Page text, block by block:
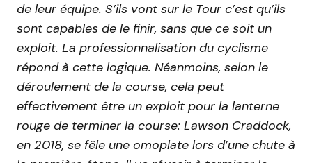
de leur équipe. S’ils vont sur le Tour c’est qu’ils
sont capables de le finir, sans que ce soit un
exploit. La professionnalisation du cyclisme
répond à cette logique. Néanmoins, selon le
déroulement de la course, cela peut
effectivement être un exploit pour la lanterne
rouge de terminer la course: Lawson Craddock,
en 2018, se fêle une omoplate lors d’une chute à